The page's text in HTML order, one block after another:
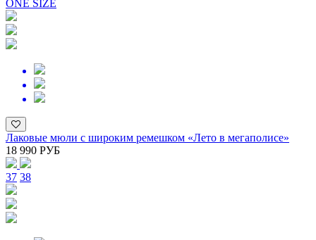
ONE SIZE
Лаковые мюли с широким ремешком «Лето в мегаполисе»
18 990 РУБ
37 38